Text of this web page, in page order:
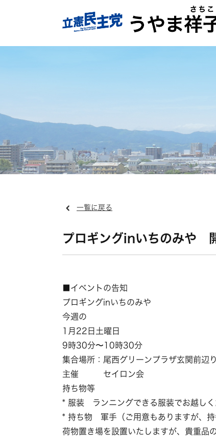
一覧に戻る
プロギングinいちのみや
■イベントの告知
プロギングinいちのみや
今週の
1月22日土曜日
9時30分〜10時30分
集合場所：尾西グリーンプラザ玄関前辺り
主催 セイロン会
持ち物等
* 服装 ランニングできる服装でお越しく
* 持ち物 軍手（ご用意もありますが、持
荷物置き場を設置いたしますが、貴重品